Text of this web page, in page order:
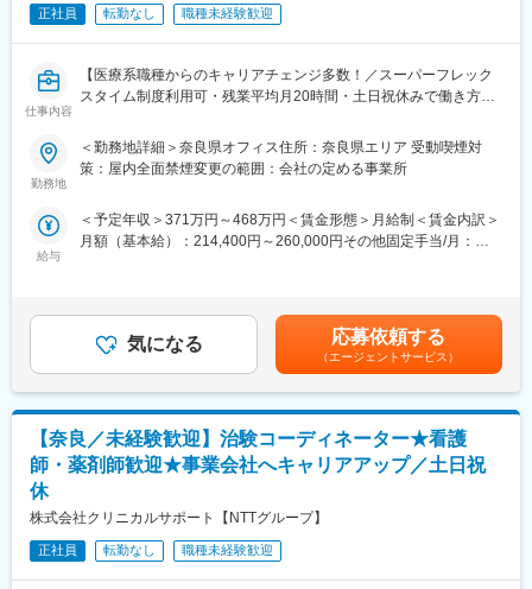
正社員 転勤なし 職種未経験歓迎
仕事内容
【医療系職種からのキャリアチェンジ多数！／スーパーフレック
スタイム制度利用可・残業平均月20時間・土日祝休みで働き方◎
【はじめに】
となり、臨床試験（治験）のスムーズな進行支援をお任せしま
す。
らに製薬企業との連絡・調整役を担います。また、治験を受けて
いただく患者様の相談相手となり、じっくり向き合う仕事です。
【働き方◎の就業環境】
■大規模病院では、複数のプロジェクトを受託する為、必ず複数名
のチームで業務を進めます。
■チームメンバー間でリアルタイムで最新情報を共有するため、急
や時間単位の有給取得、スーパーフレックスタイム制度を導入し
ております。（原則OJT終了後に適用）
勤務地
＜勤務地詳細＞奈良県オフィス住所：奈良県エリア 受動喫煙対
策：屋内全面禁煙変更の範囲：会社の定める事業所
給与
＜予定年収＞371万円～468万円＜賃金形態＞月給制＜賃金内訳＞
月額（基本給）：214,400円～260,000円その他固定手当/月：
有＜給与補足＞■月給制+賞与となります。賞与は年2回です。■優
秀成績者は別途5万円、3万円、1万円/月の報奨金あり■入社5年目
チーフ、500万円（手当込・残業代別）■入社7年目リーダー、550
万円（手当込・残業代別）■2025年度賞与実績 基本給7.28ヶ月
分賃金はあくまでも目安の金額であり、選考を通じて上下する可
能性があります。月給(月額)は固定手当を含めた表記です。
気になる 応募依頼する
（エージェントサービス）
【奈良／未経験歓迎】治験コーディネーター★看護
師・薬剤師歓迎★事業会社へキャリアアップ／土日祝
休
株式会社クリニカルサポート【NTTグループ】
正社員 転勤なし 職種未経験歓迎